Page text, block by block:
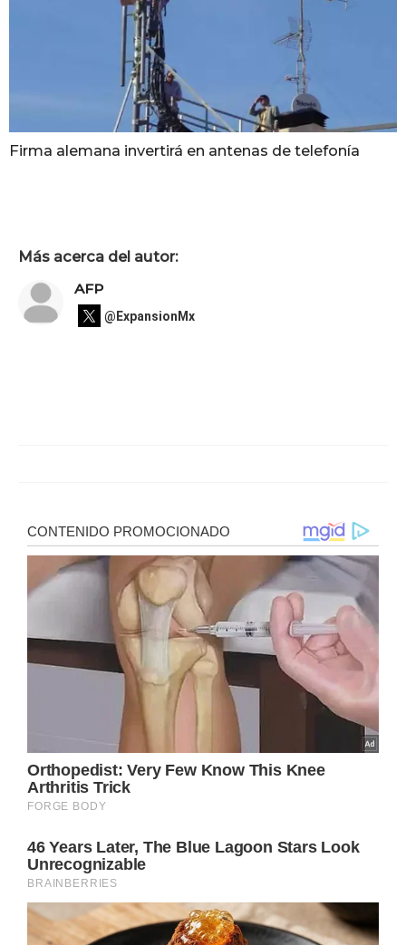
Firma alemana invertirá en antenas de telefonía
Más acerca del autor:
AFP
@ExpansionMx